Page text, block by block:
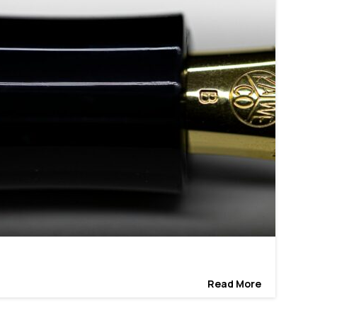
Read More